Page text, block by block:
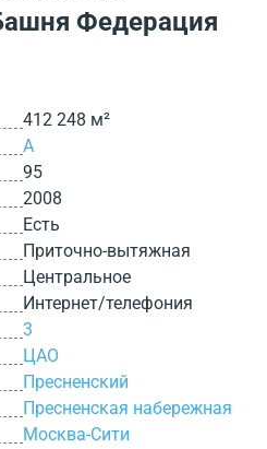
Федерация
412 248 м²
A
95
2008
Есть
Приточно-вытяжная
Центральное
Интернет/телефония
3
ЦАО
Пресненский
Пресненская набережная
Москва-Сити